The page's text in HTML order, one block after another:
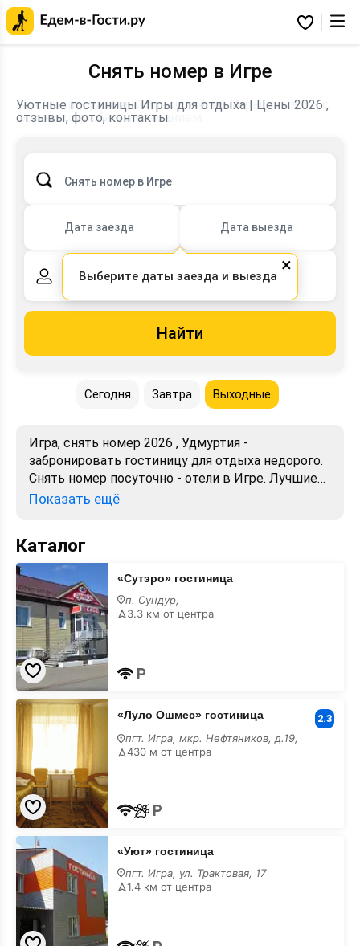
Избранное
Снять номер в Игре
Быстрый и удобный поиск отелей Игры на карте, с
фото и подробным описанием.
Уютные гостиницы Игры для отдыха | Цены 2026 ,
отзывы, фото, контакты.
Снять номер в Игре
Дата заезда Дата выезда
2 взрослых,0 детей
Найти
Сегодня Завтра Выходные
Игра, снять номер 2026 , Удмуртия -
забронировать гостиницу для отдыха недорого.
Снять номер посуточно - отели в Игре. Лучшие
цены, отзывы, фото, карта, телефоны, адреса.
Показать ещё
Каталог
«Сутэро»
гостиница
«Сутэро» гостиница
п. Сундур,
3.3 км от центра
«Луло
Ошмес»
гостиница
«Луло Ошмес» гостиница 2.3
пгт. Игра, мкр. Нефтяников, д.19,
430 м от центра
«Уют»
гостиница
«Уют» гостиница
пгт. Игра, ул. Трактовая, 17
1.4 км от центра
×
Выберите даты заезда и выезда